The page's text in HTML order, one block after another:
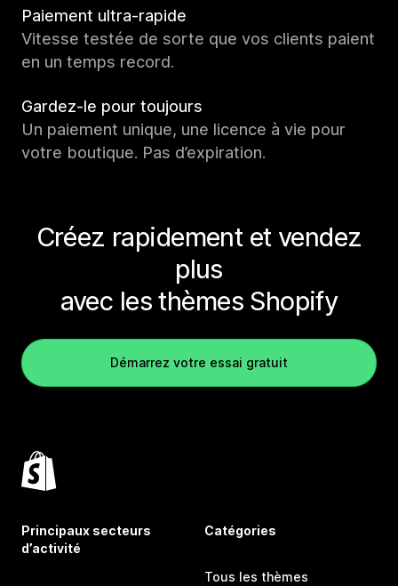
Paiement ultra-rapide
Vitesse testée de sorte que vos clients paient
en un temps record.
Gardez-le pour toujours
Un paiement unique, une licence à vie pour
votre boutique. Pas d’expiration.
Créez rapidement et vendez
plus
avec les thèmes Shopify
Démarrez votre essai gratuit
Principaux secteurs
d’activité
Catégories
Tous les thèmes